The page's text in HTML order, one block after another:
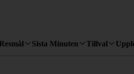
Resmål Sista Minuten Tillval